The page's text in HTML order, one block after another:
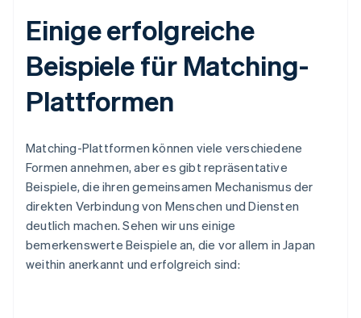
Einige erfolgreiche
Beispiele für Matching-
Plattformen
Matching-Plattformen können viele verschiedene
Formen annehmen, aber es gibt repräsentative
Beispiele, die ihren gemeinsamen Mechanismus der
direkten Verbindung von Menschen und Diensten
deutlich machen. Sehen wir uns einige
bemerkenswerte Beispiele an, die vor allem in Japan
weithin anerkannt und erfolgreich sind: